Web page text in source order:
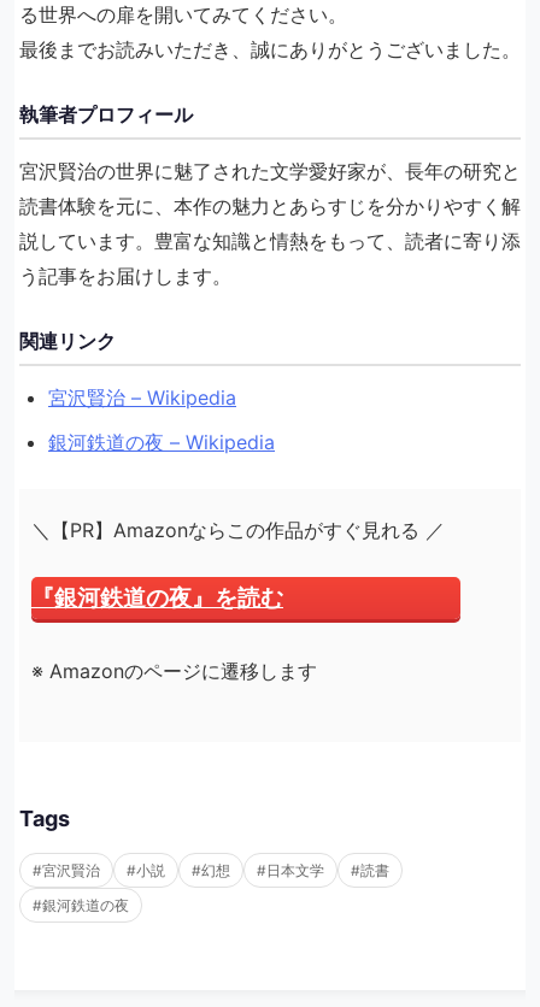
る世界への扉を開いてみてください。
最後までお読みいただき、誠にありがとうございました。
執筆者プロフィール
宮沢賢治の世界に魅了された文学愛好家が、長年の研究と
読書体験を元に、本作の魅力とあらすじを分かりやすく解
説しています。豊富な知識と情熱をもって、読者に寄り添
う記事をお届けします。
関連リンク
宮沢賢治 – Wikipedia
銀河鉄道の夜 – Wikipedia
＼【PR】Amazonならこの作品がすぐ見れる ／
『銀河鉄道の夜』を読む
※ Amazonのページに遷移します
Tags
#宮沢賢治 #小説 #幻想 #日本文学
#読書
#銀河鉄道の夜